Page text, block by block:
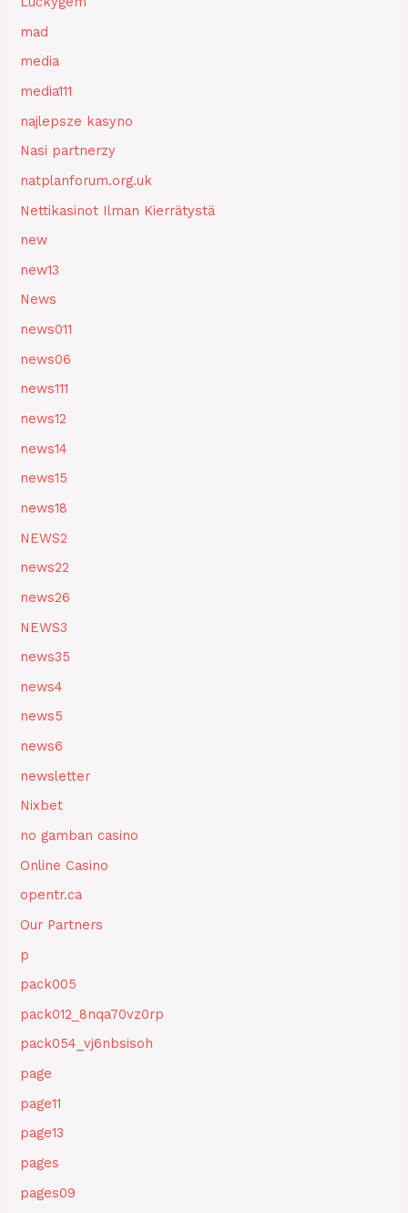
mad
media
media111
najlepsze kasyno
Nasi partnerzy
natplanforum.org.uk
Nettikasinot Ilman Kierrätystä
new
new13
News
news011
news06
news111
news12
news14
news15
news18
NEWS2
news22
news26
NEWS3
news35
news4
news5
news6
newsletter
Nixbet
no gamban casino
Online Casino
opentr.ca
Our Partners
p
pack005
pack012_8nqa70vz0rp
pack054_vj6nbsisoh
page
page11
page13
pages
pages09